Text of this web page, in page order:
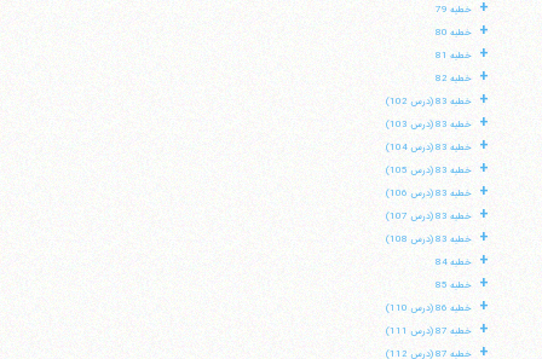
+ خطبه 79
+ خطبه 80
+ خطبه 81
+ خطبه 82
+ خطبه 83 (درس 102)
+ خطبه 83 (درس 103)
+ خطبه 83 (درس 104)
+ خطبه 83 (درس 105)
+ خطبه 83 (درس 106)
+ خطبه 83 (درس 107)
+ خطبه 83 (درس 108)
+ خطبه 84
+ خطبه 85
+ خطبه 86 (درس 110)
+ خطبه 87 (درس 111)
+ خطبه 87 (درس 112)